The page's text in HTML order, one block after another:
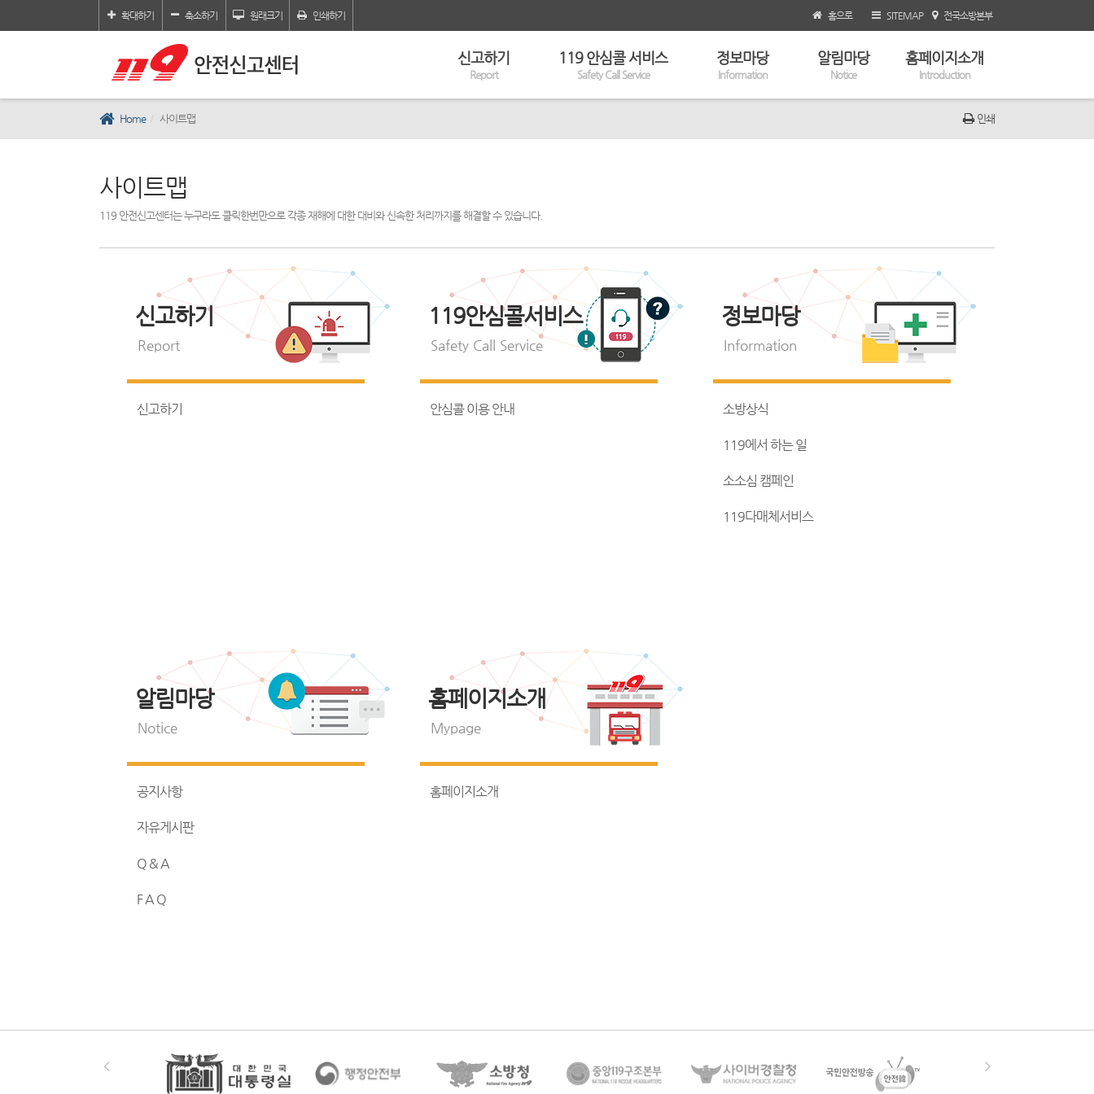
확대하기 축소하기 원래크기 인쇄하기 홈으로 SITEMAP 전국소방본부
신고하기
Report
119 안심콜 서비스
Safety Call Service
정보마당
Information
알림마당
Notice
홈페이지소개
Introduction
Home 사이트맵 인쇄
사이트맵
119 안전신고센터는 누구라도 클릭한번만으로 각종 재해에 대한 대비와 신속한 처리까지를 해결할 수 있습니다.
신고하기
Report
신고하기
119안심콜서비스
Safety Call Service
안심콜 이용 안내
정보마당
Information
소방상식
119에서 하는 일
소소심 캠페인
119다매체서비스
알림마당
Notice
공지사항
자유게시판
Q & A
F A Q
홈페이지소개
Mypage
홈페이지소개